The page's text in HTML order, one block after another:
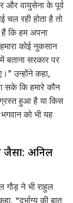
और वायुसेना के पूर्व
चल रही होता है तो
कि हम अपना
कोई नुकसान
सरकार पर
उन्होंने कहा,
सके कि हमारे कौन
हुआ है या किस
को भी यह
जैसा: अनिल
गौड़ ने भी राहुल
“दुर्भाग्य की बात